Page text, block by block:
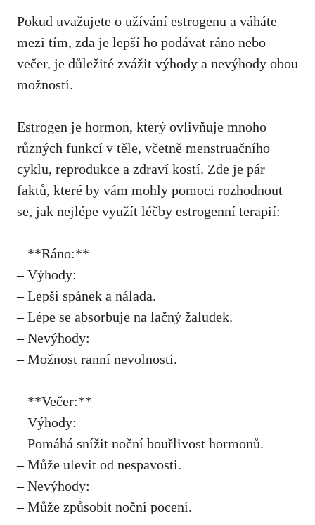
Pokud uvažujete o užívání estrogenu a váháte
mezi tím, zda je lepší ho podávat ráno nebo
večer, je důležité zvážit výhody a nevýhody obou
možností.
Estrogen je hormon, který ovlivňuje mnoho
různých funkcí v těle, včetně menstruačního
cyklu, reprodukce a zdraví kostí. Zde je pár
faktů, které by vám mohly pomoci rozhodnout
se, jak nejlépe využít léčby estrogenní terapií:
– **Ráno:**
– Výhody:
– Lepší spánek a nálada.
– Lépe se absorbuje na lačný žaludek.
– Nevýhody:
– Možnost ranní nevolnosti.
– **Večer:**
– Výhody:
– Pomáhá snížit noční bouřlivost hormonů.
– Může ulevit od nespavosti.
– Nevýhody:
– Může způsobit noční pocení.